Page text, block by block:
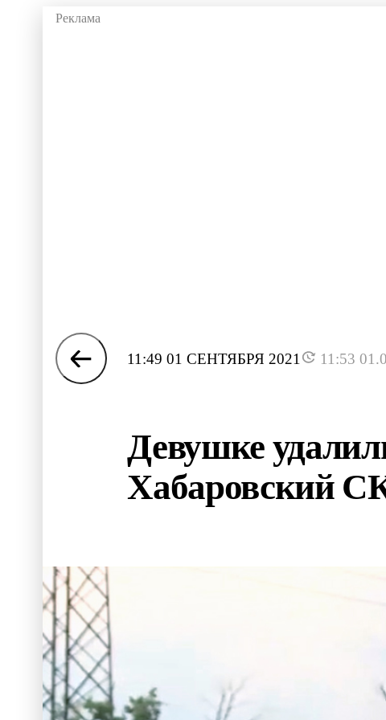
11:49 01 СЕНТЯБРЯ 2021 11:53
Девушке
Хабаровский